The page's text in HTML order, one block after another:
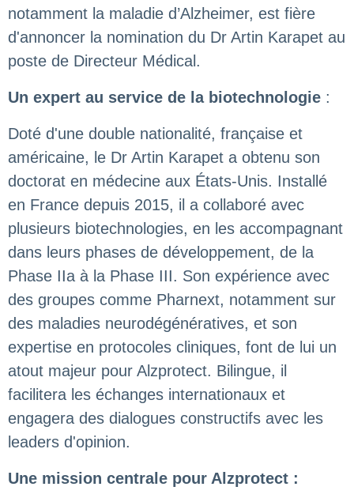
notamment la maladie d’Alzheimer, est fière
d'annoncer la nomination du Dr Artin Karapet au
poste de Directeur Médical.
Un expert au service de la biotechnologie :
Doté d'une double nationalité, française et
américaine, le Dr Artin Karapet a obtenu son
doctorat en médecine aux États-Unis. Installé
en France depuis 2015, il a collaboré avec
plusieurs biotechnologies, en les accompagnant
dans leurs phases de développement, de la
Phase IIa à la Phase III. Son expérience avec
des groupes comme Pharnext, notamment sur
des maladies neurodégénératives, et son
expertise en protocoles cliniques, font de lui un
atout majeur pour Alzprotect. Bilingue, il
facilitera les échanges internationaux et
engagera des dialogues constructifs avec les
leaders d'opinion.
Une mission centrale pour Alzprotect :